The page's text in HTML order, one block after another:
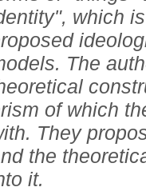
which
The
of which
They
the
it.